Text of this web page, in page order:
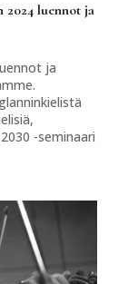
luennot ja
ja
-seminaari